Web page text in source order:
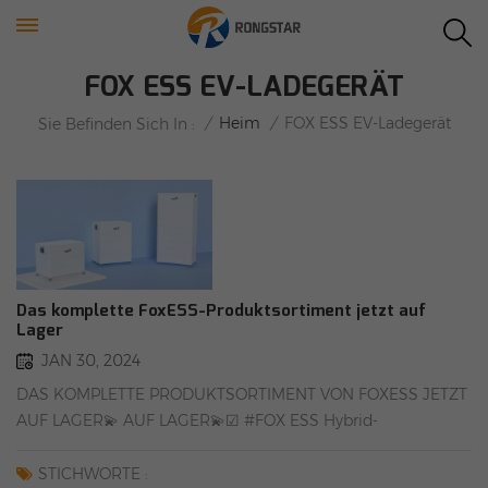
FOX ESS EV-LADEGERÄT
Sie Befinden Sich In : / Heim / FOX ESS EV-Ladegerät
Das komplette FoxESS-Produktsortiment jetzt auf
Lager
JAN 30, 2024
DAS KOMPLETTE PRODUKTSORTIMENT VON FOXESS JETZT
AUF LAGER💫 AUF LAGER💫☑ #FOX ESS Hybrid-
BatterieCM2900/CS2900/CM4100/CS4100☑#FOX ESS EV-
STICHWORTE :